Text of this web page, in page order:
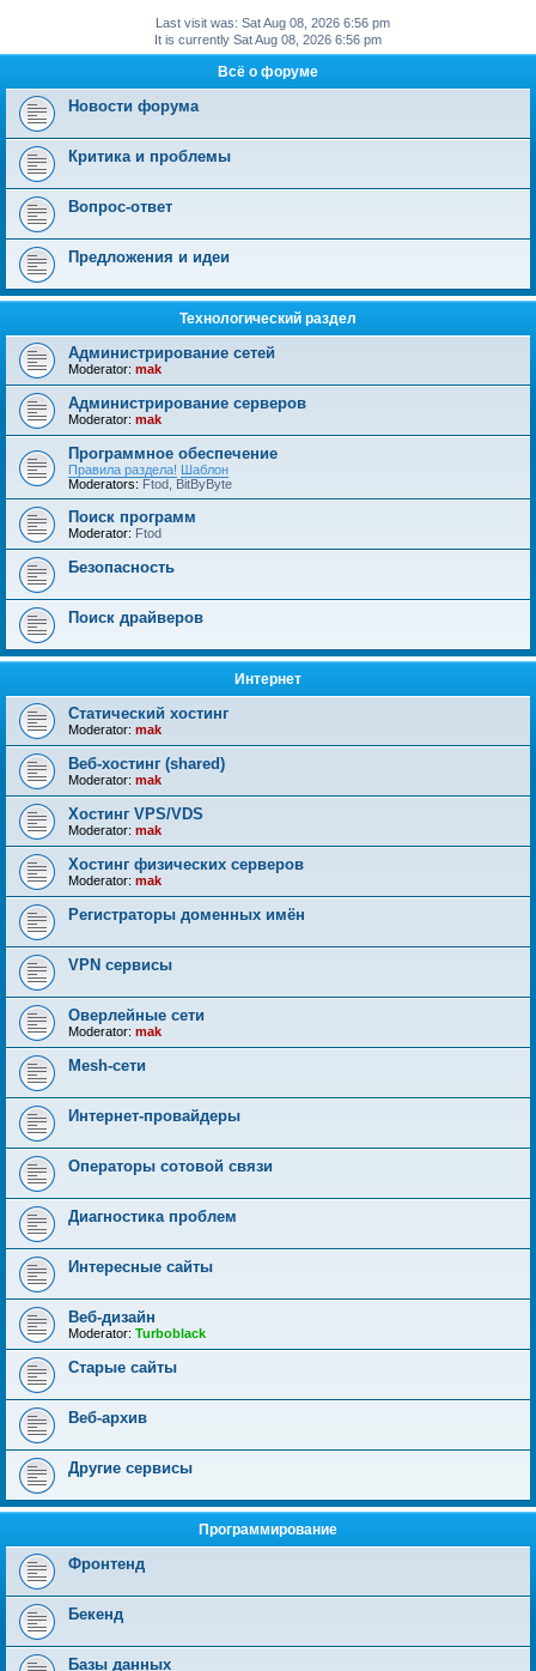
Last visit was: Sat Aug 08, 2026 6:56 pm
It is currently Sat Aug 08, 2026 6:56 pm
Всё о форуме
Новости форума
Критика и проблемы
Вопрос-ответ
Предложения и идеи
Технологический раздел
Администрирование сетей
Moderator: mak
Администрирование серверов
Moderator: mak
Программное обеспечение
Правила раздела! Шаблон
Moderators: Ftod BitByByte
Поиск программ
Moderator: Ftod
Безопасность
Поиск драйверов
Интернет
Статический хостинг
Moderator: mak
Веб-хостинг (shared)
Moderator: mak
Хостинг VPS/VDS
Moderator: mak
Хостинг физических серверов
Moderator: mak
Регистраторы доменных имён
VPN сервисы
Оверлейные сети
Moderator: mak
Mesh-сети
Интернет-провайдеры
Операторы сотовой связи
Диагностика проблем
Интересные сайты
Веб-дизайн
Moderator: Turboblack
Старые сайты
Веб-архив
Другие сервисы
Программирование
Фронтенд
Бекенд
Базы данных